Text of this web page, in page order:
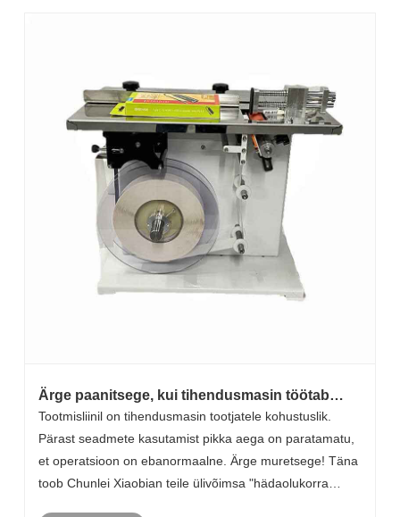
Ärge paanitsege, kui tihendusmasin töötab
ebaharilikult! Chunlei õpetab teile, kuidas
samm -sammult kaevandusi "tühjendada"
Tootmisliinil on tihendusmasin tootjatele kohustuslik.
Pärast seadmete kasutamist pikka aega on paratamatu,
et operatsioon on ebanormaalne. Ärge muretsege! Täna
toob Chunlei Xiaobian teile ülivõimsa "hädaolukorra